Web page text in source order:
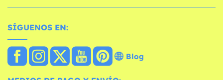
SÍGUENOS EN:
Blog